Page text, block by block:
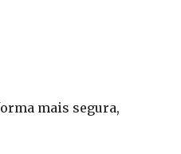
mais segura,